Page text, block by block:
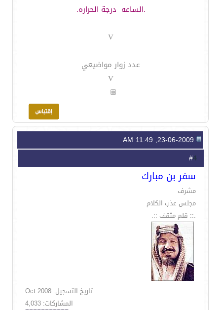
.الساعه درجة الحراره.
V
عدد زوار مواضيعي
V
4
سفر بن مبارك
مشرف
مجلس عذب الكلام
.:: قلم مثقف ::.
تاريخ التسجيل: Oct 2008
المشاركات: 4,033